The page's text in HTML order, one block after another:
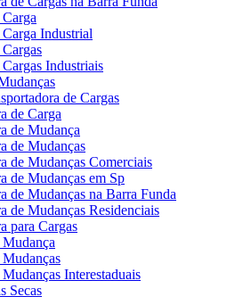
Industrial
Industriais
de Cargas
de Carga
de Mudança
de Mudanças
de Mudanças Comerciais
de Mudanças em Sp
de Mudanças na Barra Funda
de Mudanças Residenciais
para Cargas
Interestaduais
Secas